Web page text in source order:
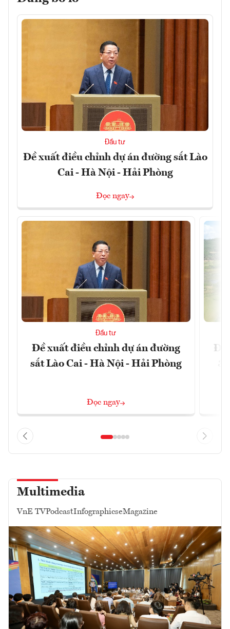
Đầu tư
Đề xuất điều chỉnh dự án đường sắt Lào
Cai - Hà Nội - Hải Phòng
Đọc ngay
Đầu tư
Đề xuất điều chỉnh dự án đường
sắt Lào Cai - Hà Nội - Hải Phòng
Đọc ngay
Multimedia
VnE TVPodcastInfographicseMagazine